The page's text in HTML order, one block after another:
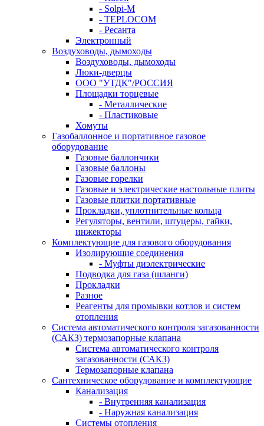
- Solpi-M
- TEPLOCOM
- Ресанта
Электронный
Воздуховоды, дымоходы
Воздуховоды, дымоходы
Люки-дверцы
ООО "УТДК"/РОССИЯ
Площадки торцевые
- Металлические
- Пластиковые
Хомуты
Газобаллонное и портативное газовое
оборудование
Газовые баллончики
Газовые баллоны
Газовые горелки
Газовые и электрические настольные плиты
Газовые плитки портативные
Прокладки, уплотнительные кольца
Регуляторы, вентили, штуцеры, гайки,
инжекторы
Комплектующие для газового оборудования
Изолирующие соединения
- Муфты диэлектрические
Подводка для газа (шланги)
Прокладки
Разное
Реагенты для промывки котлов и систем
отопления
Система автоматического контроля загазованности
(САКЗ) термозапорные клапана
Система автоматического контроля
загазованности (САКЗ)
Термозапорные клапана
Сантехническое оборудование и комплектующие
Канализация
- Внутренняя канализация
- Наружная канализация
Системы отопления